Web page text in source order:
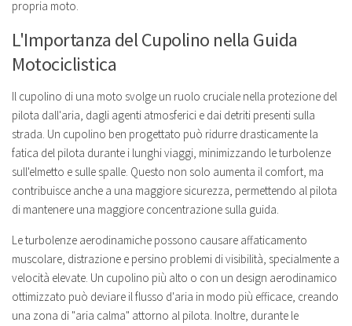
propria moto.
L'Importanza del Cupolino nella Guida
Motociclistica
Il cupolino di una moto svolge un ruolo cruciale nella protezione del
pilota dall'aria, dagli agenti atmosferici e dai detriti presenti sulla
strada. Un cupolino ben progettato può ridurre drasticamente la
fatica del pilota durante i lunghi viaggi, minimizzando le turbolenze
sull'elmetto e sulle spalle. Questo non solo aumenta il comfort, ma
contribuisce anche a una maggiore sicurezza, permettendo al pilota
di mantenere una maggiore concentrazione sulla guida.
Le turbolenze aerodinamiche possono causare affaticamento
muscolare, distrazione e persino problemi di visibilità, specialmente a
velocità elevate. Un cupolino più alto o con un design aerodinamico
ottimizzato può deviare il flusso d'aria in modo più efficace, creando
una zona di "aria calma" attorno al pilota. Inoltre, durante le